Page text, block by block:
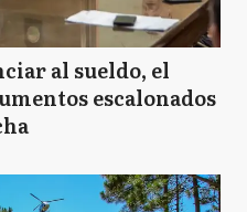
al sueldo, el
escalonados